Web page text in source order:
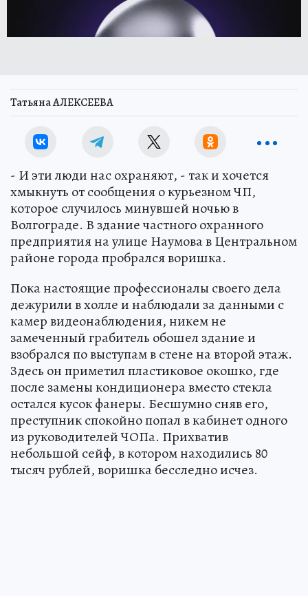
Татьяна АЛЕКСЕЕВА
- И эти люди нас охраняют, - так и хочется
хмыкнуть от сообщения о курьезном ЧП,
которое случилось минувшей ночью в
Волгограде. В здание частного охранного
предприятия на улице Наумова в Центральном
районе города пробрался воришка.
Пока настоящие профессионалы своего дела
дежурили в холле и наблюдали за данными с
камер видеонаблюдения, никем не
замеченный грабитель обошел здание и
взобрался по выступам в стене на второй этаж.
Здесь он приметил пластиковое окошко, где
после замены кондиционера вместо стекла
остался кусок фанеры. Бесшумно сняв его,
преступник спокойно попал в кабинет одного
из руководителей ЧОПа. Прихватив
небольшой сейф, в котором находились 80
тысяч рублей, воришка бесследно исчез.